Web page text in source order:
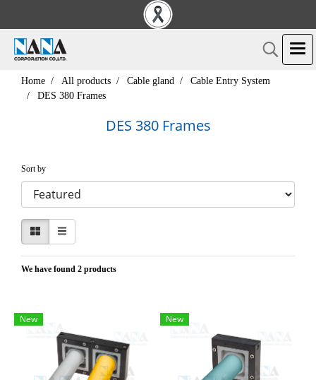
Home All products Cable gland
Cable Entry System
DES 380 Frames
DES 380 Frames
Sort by
We have found 2 products
New New